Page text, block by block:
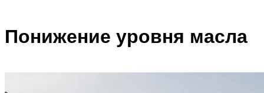
Понижение уровня масла